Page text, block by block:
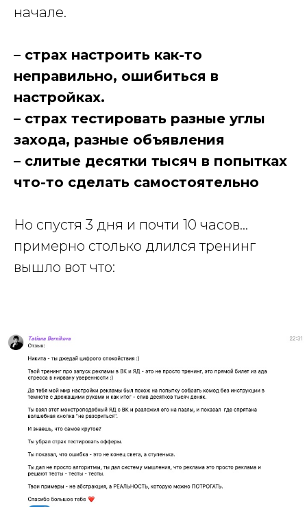
начале.
– страх настроить как-то
неправильно, ошибиться в
настройках.
– страх тестировать разные углы
захода, разные объявления
– слитые десятки тысяч в попытках
что-то сделать самостоятельно
Но спустя 3 дня и почти 10 часов…
примерно столько длился тренинг
вышло вот что: